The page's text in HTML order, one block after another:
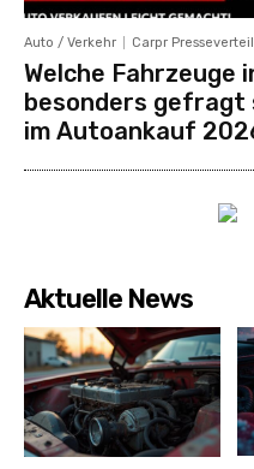
Auto / Verkehr Carpr
Welche Fahrzeuge
besonders gefragt
im Autoankauf
Aktuelle News